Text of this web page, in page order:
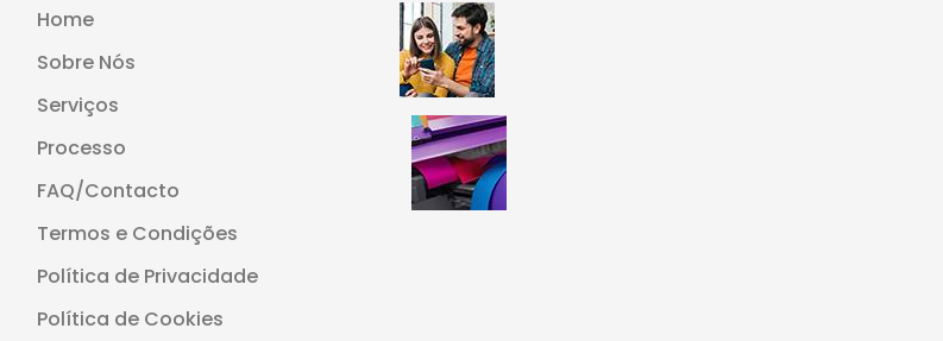
Home
Sobre Nós
Serviços
Processo
FAQ/Contacto
Termos e Condições
Política de Privacidade
Política de Cookies